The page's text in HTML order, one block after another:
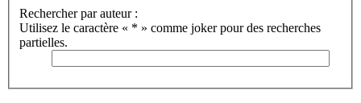
Rechercher par auteur :
Utilisez le caractère « * » comme joker pour des recherches
partielles.